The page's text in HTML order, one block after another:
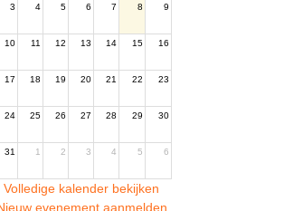
3 4 5 6 7 8 9
10 11 12 13 14 15 16
17 18 19 20 21 22 23
24 25 26 27 28 29 30
31 1 2 3 4 5 6
Volledige kalender bekijken
evenement aanmelden